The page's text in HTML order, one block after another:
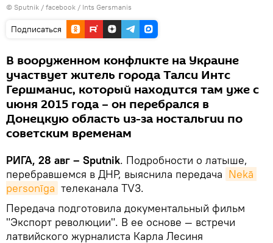
© Sputnik / facebook / Ints Gersmanis
Подписаться
В вооруженном конфликте на Украине
участвует житель города Талси Интс
Гершманис, который находится там уже с
июня 2015 года – он перебрался в
Донецкую область из-за ностальгии по
советским временам
РИГА, 28 авг – Sputnik. Подробности о латыше,
перебравшемся в ДНР, выяснила передача Nekā
personīga телеканала TV3.
Передача подготовила документальный фильм
"Экспорт революции". В ее основе — встречи
латвийского журналиста Карла Лесиня